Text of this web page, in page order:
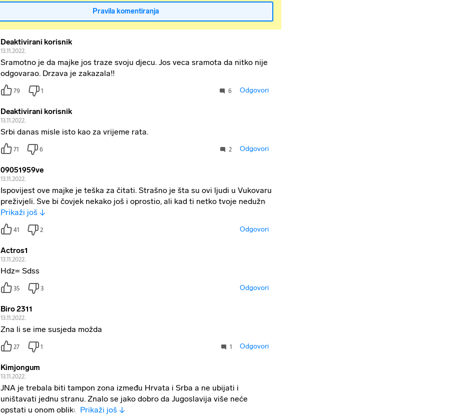
Pravila komentiranja
Deaktivirani korisnik
13.11.2022.
Sramotno je da majke jos traze svoju djecu. Jos veca sramota da nitko nije
odgovarao. Drzava je zakazala!!
79 1 6 Odgovori
Deaktivirani korisnik
13.11.2022.
Srbi danas misle isto kao za vrijeme rata.
71 6 2 Odgovori
09051959ve
13.11.2022.
Ispovijest ove majke je teška za čitati. Strašno je šta su ovi ljudi u Vukovaru
preživjeli. Sve bi čovjek nekako još i oprostio, ali kad ti netko tvoje nedužno
Prikaži još ↓
41 2 Odgovori
Actros1
13.11.2022.
Hdz= Sdss
35 3 Odgovori
Biro 2311
13.11.2022.
Zna li se ime susjeda možda
27 1 1 Odgovori
Kimjongum
13.11.2022.
JNA je trebala biti tampon zona između Hrvata i Srba a ne ubijati i
uništavati jednu stranu. Znalo se jako dobro da Jugoslavija više neće
opstati u onom obliku Prikaži još ↓